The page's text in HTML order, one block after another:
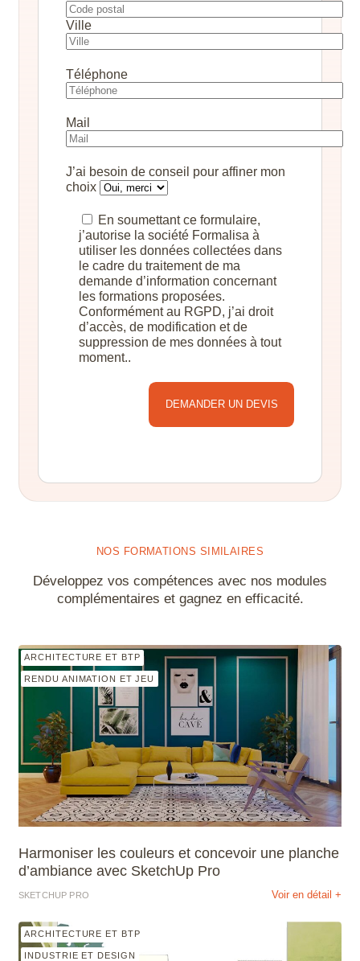
Ville
Téléphone
Mail
J’ai besoin de conseil pour affiner mon
choix
En soumettant ce formulaire,
j’autorise la société Formalisa à
utiliser les données collectées dans
le cadre du traitement de ma
demande d’information concernant
les formations proposées.
Conformément au RGPD, j’ai droit
d’accès, de modification et de
suppression de mes données à tout
moment..
NOS FORMATIONS SIMILAIRES
Développez vos compétences avec nos modules
complémentaires et gagnez en efficacité.
ARCHITECTURE ET BTP
RENDU ANIMATION ET JEU
Harmoniser les couleurs et concevoir une planche
d’ambiance avec SketchUp Pro
SKETCHUP PRO Voir en détail +
ARCHITECTURE ET BTP
INDUSTRIE ET DESIGN